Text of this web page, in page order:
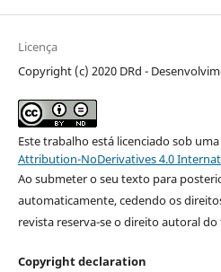
Licença
Copyright (c) 2020 DRd -
Este trabalho está licenciado sob
Attribution-NoDerivatives 4.0
Ao submeter o seu texto para
automaticamente, cedendo os
revista reserva-se o direito autoral
Copyright declaration